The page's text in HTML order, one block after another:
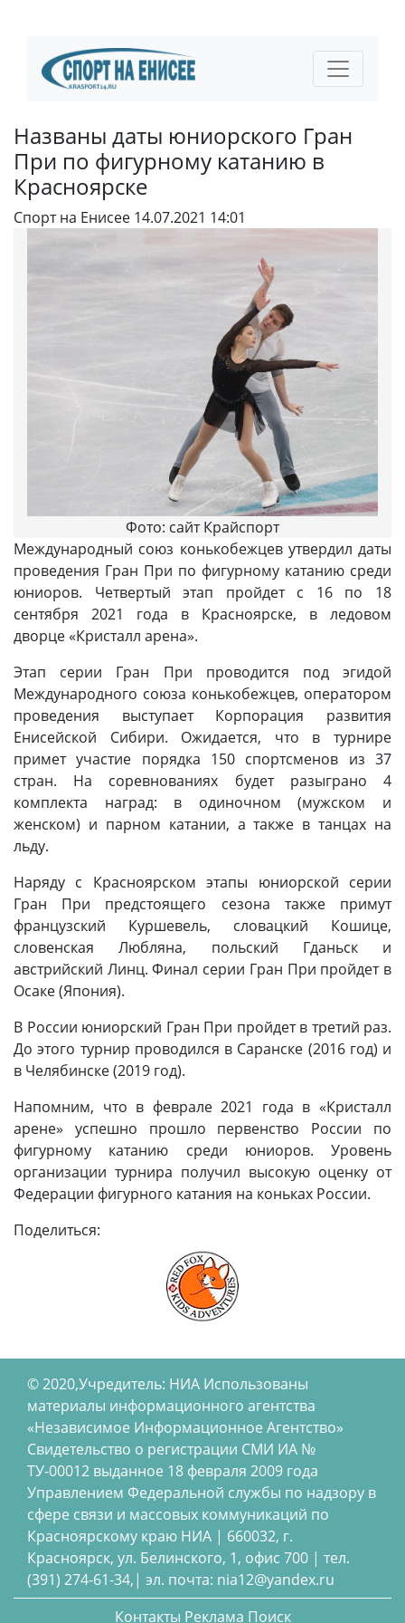
Названы даты юниорского Гран
При по фигурному катанию в
Красноярске
Спорт на Енисее 14.07.2021 14:01
Фото: сайт Крайспорт
Международный союз конькобежцев утвердил даты
проведения Гран При по фигурному катанию среди
юниоров. Четвертый этап пройдет с 16 по 18
сентября 2021 года в Красноярске, в ледовом
дворце «Кристалл арена».
Этап серии Гран При проводится под эгидой
Международного союза конькобежцев, оператором
проведения выступает Корпорация развития
Енисейской Сибири. Ожидается, что в турнире
примет участие порядка 150 спортсменов из 37
стран. На соревнованиях будет разыграно 4
комплекта наград: в одиночном (мужском и
женском) и парном катании, а также в танцах на
льду.
Наряду с Красноярском этапы юниорской серии
Гран При предстоящего сезона также примут
французский Куршевель, словацкий Кошице,
словенская Любляна, польский Гданьск и
австрийский Линц. Финал серии Гран При пройдет в
Осаке (Япония).
В России юниорский Гран При пройдет в третий раз.
До этого турнир проводился в Саранске (2016 год) и
в Челябинске (2019 год).
Напомним, что в феврале 2021 года в «Кристалл
арене» успешно прошло первенство России по
фигурному катанию среди юниоров. Уровень
организации турнира получил высокую оценку от
Федерации фигурного катания на коньках России.
Поделиться:
© 2020,Учредитель: НИА Использованы
материалы информационного агентства
«Независимое Информационное Агентство»
Свидетельство о регистрации СМИ ИА №
ТУ-00012 выданное 18 февраля 2009 года
Управлением Федеральной службы по надзору в
сфере связи и массовых коммуникаций по
Красноярскому краю НИА | 660032, г.
Красноярск, ул. Белинского, 1, офис 700 | тел.
(391) 274-61-34,| эл. почта: nia12@yandex.ru
Контакты Реклама Поиск